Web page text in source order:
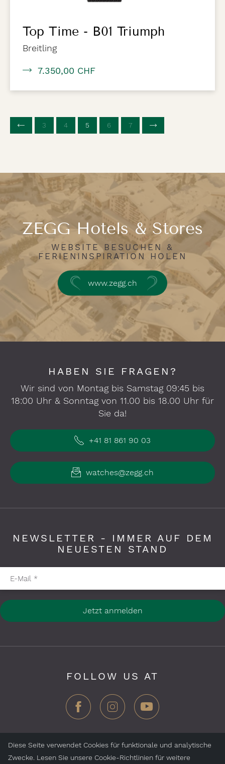
Top Time - B01 Triumph
Breitling
7.350,00 CHF
3 4 5 (aktuelle Seite)
6 7
ZEGG Hotels & Stores
WEBSITE BESUCHEN &
FERIENINSPIRATION HOLEN
www.zegg.ch
HABEN SIE FRAGEN?
Wir sind von Montag bis Samstag 09:45 bis
18:00 Uhr & Sonntag von 11.00 bis 18.00 Uhr für
Sie da!
+41 81 861 90 03
watches@zegg.ch
NEWSLETTER - IMMER AUF DEM
NEUESTEN STAND
Pflichtfelder bitte ausfüllen
E-Mail *
Jetzt anmelden
FOLLOW US AT
Diese Seite verwendet Cookies für funktionale und analytische
Zwecke. Lesen Sie unsere Cookie-Richtlinien für weitere